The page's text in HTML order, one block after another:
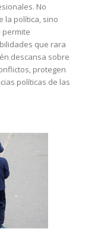
No
la política, sino
permite
que rara
descansa sobre
protegen
políticas de las